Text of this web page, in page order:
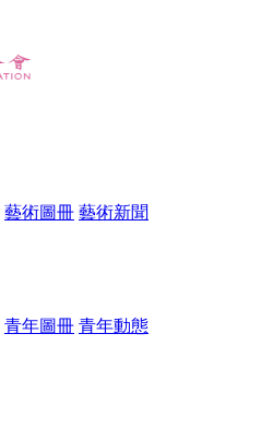
藝術圖冊 藝術新聞
青年圖冊 青年動態